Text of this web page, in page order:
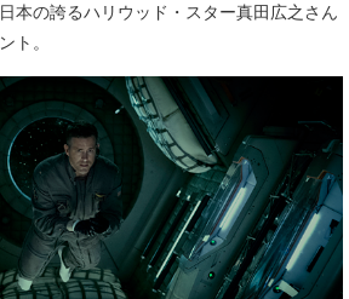
本の誇るハリウッド・スター真田広之さん
ト。